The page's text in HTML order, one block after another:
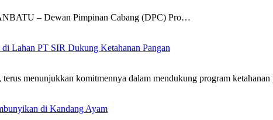
– Dewan Pimpinan Cabang (DPC) Pro…
Lahan PT SIR Dukung Ketahanan Pangan
menunjukkan komitmennya dalam mendukung program
di Kandang Ayam